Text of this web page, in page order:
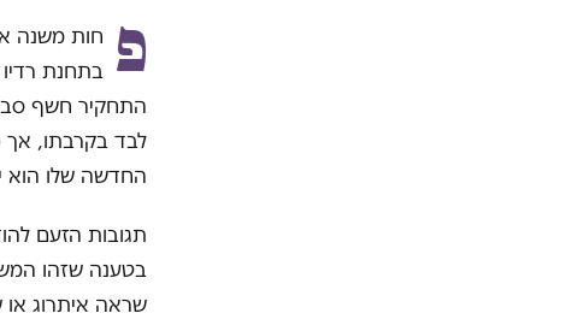
פ חות משנה
בתחנת
התחקיר חשף
החדשה שלו הוא
תגובות הזעם
בטענה שזהו
שראה איתרוג